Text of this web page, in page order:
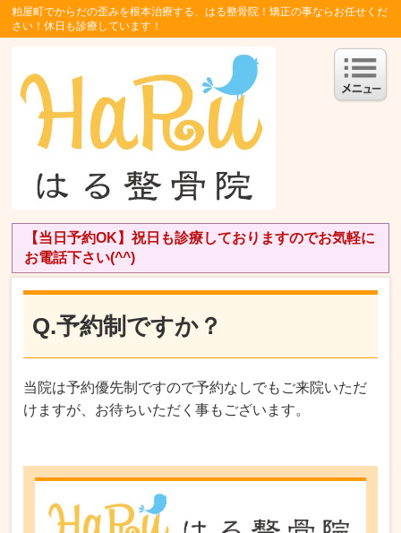
粕屋町でからだの歪みを根本治療する、はる整骨院！矯正の事ならお任せくだ
さい！休日も診療しています！
【当日予約OK】祝日も診療しておりますのでお気軽に
お電話下さい(^^)
Q.予約制ですか？
当院は予約優先制ですので予約なしでもご来院いただ
けますが、お待ちいただく事もございます。